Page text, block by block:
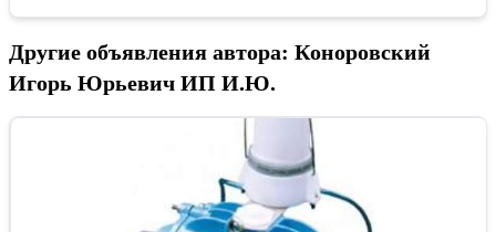
Другие объявления автора: Коноровский
Игорь Юрьевич ИП И.Ю.